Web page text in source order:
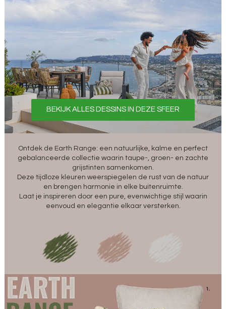
BEKIJK ALLES DESSINS IN DEZE SFEER
Ontdek de Earth Range: een natuurlijke, kalme en perfect
gebalanceerde collectie waarin taupe-, groen- en zachte
grijstinten samenkomen.
Deze tijdloze kleuren weerspiegelen de rust van de natuur
en brengen harmonie in elke buitenruimte.
Laat je inspireren door een pure, evenwichtige stijl waarin
eenvoud en elegantie elkaar versterken.